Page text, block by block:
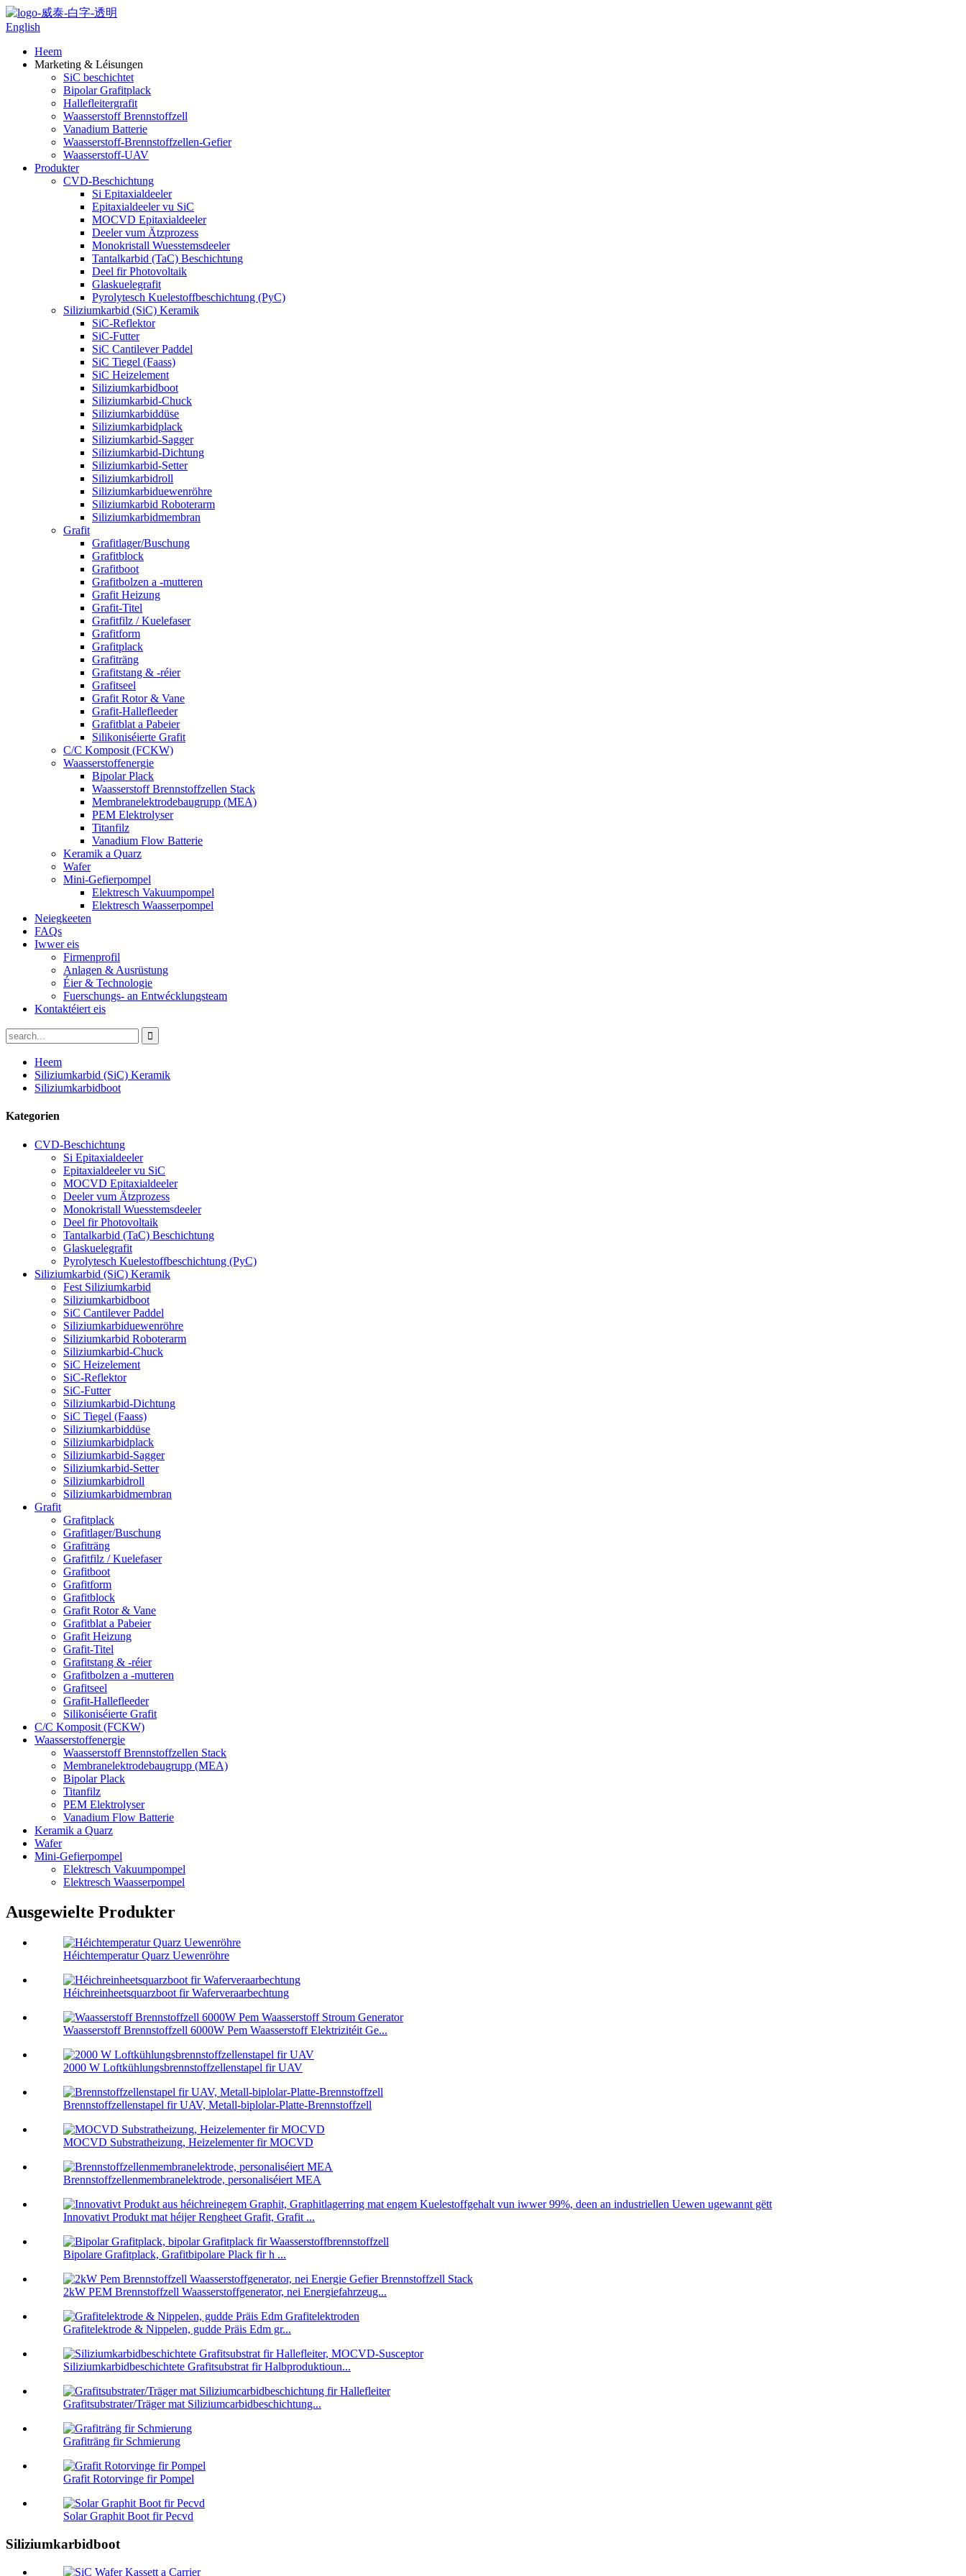
English
Heem
Marketing & Léisungen
SiC beschichtet
Bipolar Grafitplack
Hallefleitergrafit
Waasserstoff Brennstoffzell
Vanadium Batterie
Waasserstoff-Brennstoffzellen-Gefier
Waasserstoff-UAV
Produkter
CVD-Beschichtung
Si Epitaxialdeeler
Epitaxialdeeler vu SiC
MOCVD Epitaxialdeeler
Deeler vum Ätzprozess
Monokristall Wuesstemsdeeler
Tantalkarbid (TaC) Beschichtung
Deel fir Photovoltaik
Glaskuelegrafit
Pyrolytesch Kuelestoffbeschichtung (PyC)
Siliziumkarbid (SiC) Keramik
SiC-Reflektor
SiC-Futter
SiC Cantilever Paddel
SiC Tiegel (Faass)
SiC Heizelement
Siliziumkarbidboot
Siliziumkarbid-Chuck
Siliziumkarbiddüse
Siliziumkarbidplack
Siliziumkarbid-Sagger
Siliziumkarbid-Dichtung
Siliziumkarbid-Setter
Siliziumkarbidroll
Siliziumkarbiduewenröhre
Siliziumkarbid Roboterarm
Siliziumkarbidmembran
Grafit
Grafitlager/Buschung
Grafitblock
Grafitboot
Grafitbolzen a -mutteren
Grafit Heizung
Grafit-Titel
Grafitfilz / Kuelefaser
Grafitform
Grafitplack
Grafiträng
Grafitstang & -réier
Grafitseel
Grafit Rotor & Vane
Grafit-Hallefleeder
Grafitblat a Pabeier
Silikoniséierte Grafit
C/C Komposit (FCKW)
Waasserstoffenergie
Bipolar Plack
Waasserstoff Brennstoffzellen Stack
Membranelektrodebaugrupp (MEA)
PEM Elektrolyser
Titanfilz
Vanadium Flow Batterie
Keramik a Quarz
Wafer
Mini-Gefierpompel
Elektresch Vakuumpompel
Elektresch Waasserpompel
Neiegkeeten
FAQs
Iwwer eis
Firmenprofil
Anlagen & Ausrüstung
Éier & Technologie
Fuerschungs- an Entwécklungsteam
Kontaktéiert eis
Heem
Siliziumkarbid (SiC) Keramik
Siliziumkarbidboot
Kategorien
CVD-Beschichtung
Si Epitaxialdeeler
Epitaxialdeeler vu SiC
MOCVD Epitaxialdeeler
Deeler vum Ätzprozess
Monokristall Wuesstemsdeeler
Deel fir Photovoltaik
Tantalkarbid (TaC) Beschichtung
Glaskuelegrafit
Pyrolytesch Kuelestoffbeschichtung (PyC)
Siliziumkarbid (SiC) Keramik
Fest Siliziumkarbid
Siliziumkarbidboot
SiC Cantilever Paddel
Siliziumkarbiduewenröhre
Siliziumkarbid Roboterarm
Siliziumkarbid-Chuck
SiC Heizelement
SiC-Reflektor
SiC-Futter
Siliziumkarbid-Dichtung
SiC Tiegel (Faass)
Siliziumkarbiddüse
Siliziumkarbidplack
Siliziumkarbid-Sagger
Siliziumkarbid-Setter
Siliziumkarbidroll
Siliziumkarbidmembran
Grafit
Grafitplack
Grafitlager/Buschung
Grafiträng
Grafitfilz / Kuelefaser
Grafitboot
Grafitform
Grafitblock
Grafit Rotor & Vane
Grafitblat a Pabeier
Grafit Heizung
Grafit-Titel
Grafitstang & -réier
Grafitbolzen a -mutteren
Grafitseel
Grafit-Hallefleeder
Silikoniséierte Grafit
C/C Komposit (FCKW)
Waasserstoffenergie
Waasserstoff Brennstoffzellen Stack
Membranelektrodebaugrupp (MEA)
Bipolar Plack
Titanfilz
PEM Elektrolyser
Vanadium Flow Batterie
Keramik a Quarz
Wafer
Mini-Gefierpompel
Elektresch Vakuumpompel
Elektresch Waasserpompel
Ausgewielte Produkter
Héichtemperatur Quarz Uewenröhre
Héichreinheetsquarzboot fir Waferveraarbechtung
Waasserstoff Brennstoffzell 6000W Pem Waasserstoff Elektrizitéit Ge...
2000 W Loftkühlungsbrennstoffzellenstapel fir UAV
Brennstoffzellenstapel fir UAV, Metall-biplolar-Platte-Brennstoffzell
MOCVD Substratheizung, Heizelementer fir MOCVD
Brennstoffzellenmembranelektrode, personaliséiert MEA
Innovativt Produkt mat héijer Rengheet Grafit, Grafit ...
Bipolare Grafitplack, Grafitbipolare Plack fir h ...
2kW PEM Brennstoffzell Waasserstoffgenerator, nei Energiefahrzeug...
Grafitelektrode & Nippelen, gudde Präis Edm gr...
Siliziumkarbidbeschichtete Grafitsubstrat fir Halbproduktioun...
Grafitsubstrater/Träger mat Siliziumcarbidbeschichtung...
Grafiträng fir Schmierung
Grafit Rotorvinge fir Pompel
Solar Graphit Boot fir Pecvd
Siliziumkarbidboot